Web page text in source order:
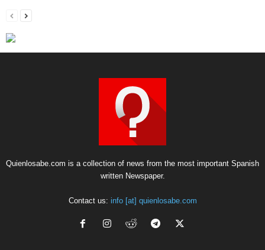
Quienlosabe.com is a collection of news from the most important Spanish
written Newspaper.
Contact us: info [at] quienlosabe.com